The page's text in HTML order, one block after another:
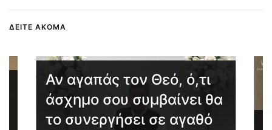
ΔΕΙΤΕ ΑΚΟΜΑ
Αν αγαπάς τον Θεό, ό,τι
άσχημο σου συμβαίνει θα
το συνεργήσει σε αγαθό